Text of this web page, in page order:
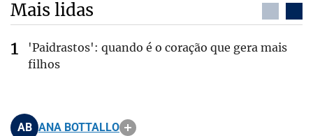
Mais lidas
'Paidrastos': quando é o coração que gera mais
filhos
AB ANA BOTTALLO